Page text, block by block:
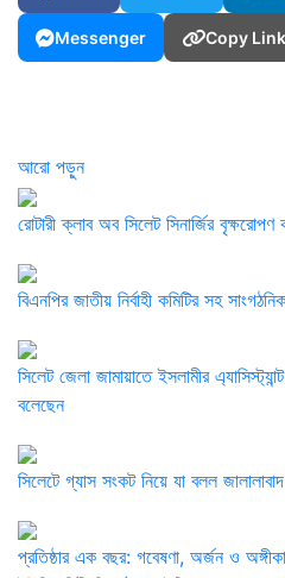
Messenger Copy Link
আরো পড়ুন
রোটারী ক্লাব অব সিলেট সিনার্জির বৃক্ষরোপণ
বিএনপির জাতীয় নির্বাহী কমিটির সহ
সিলেট জেলা জামায়াতে ইসলামীর
বলেছেন
সিলেটে গ্যাস সংকট নিয়ে যা বলল জালালাবাদ
প্রতিষ্ঠার এক বছর: গবেষণা, অর্জন ও